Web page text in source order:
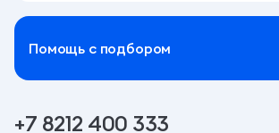
Помощь c подбором
+7 8212 400 333